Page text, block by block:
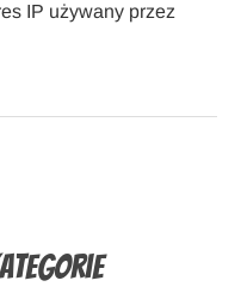
IP używany przez